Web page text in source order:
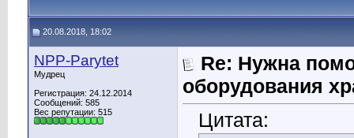
20.08.2018, 18:02
NPP-Parytet
Мудрец
Регистрация: 24.12.2014
Сообщений: 585
Вес репутации: 515
Re: Нужна
оборудования
Цитата: